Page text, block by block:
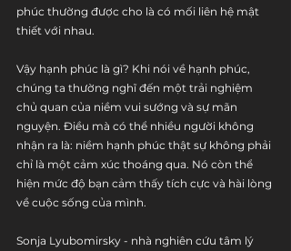
phúc thường được cho là có mối liên hệ mật
thiết với nhau.
Vậy hạnh phúc là gì? Khi nói về hạnh phúc,
chúng ta thường nghĩ đến một trải nghiệm
chủ quan của niềm vui sướng và sự mãn
nguyện. Điều mà có thể nhiều người không
nhận ra là: niềm hạnh phúc thật sự không phải
chỉ là một cảm xúc thoáng qua. Nó còn thể
hiện mức độ bạn cảm thấy tích cực và hài lòng
về cuộc sống của mình.
Sonja Lyubomirsky - nhà nghiên cứu tâm lý